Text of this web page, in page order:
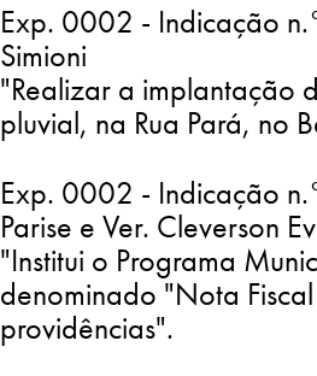
Exp. 0002 - Indicação
Simioni
"Realizar a implantação
pluvial, na Rua Pará, no
Exp. 0002 - Indicação
Parise e Ver. Cleverson
"Institui o Programa
denominado "Nota
providências".